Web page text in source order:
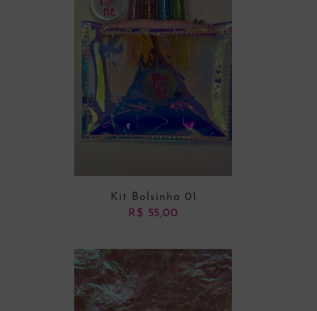
ADICIONAR AO CARRINHO
Kit Bolsinha 01
R$ 55,00